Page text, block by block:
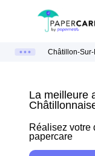
Châtillon-
La meilleure
Réalisez votre
papercare